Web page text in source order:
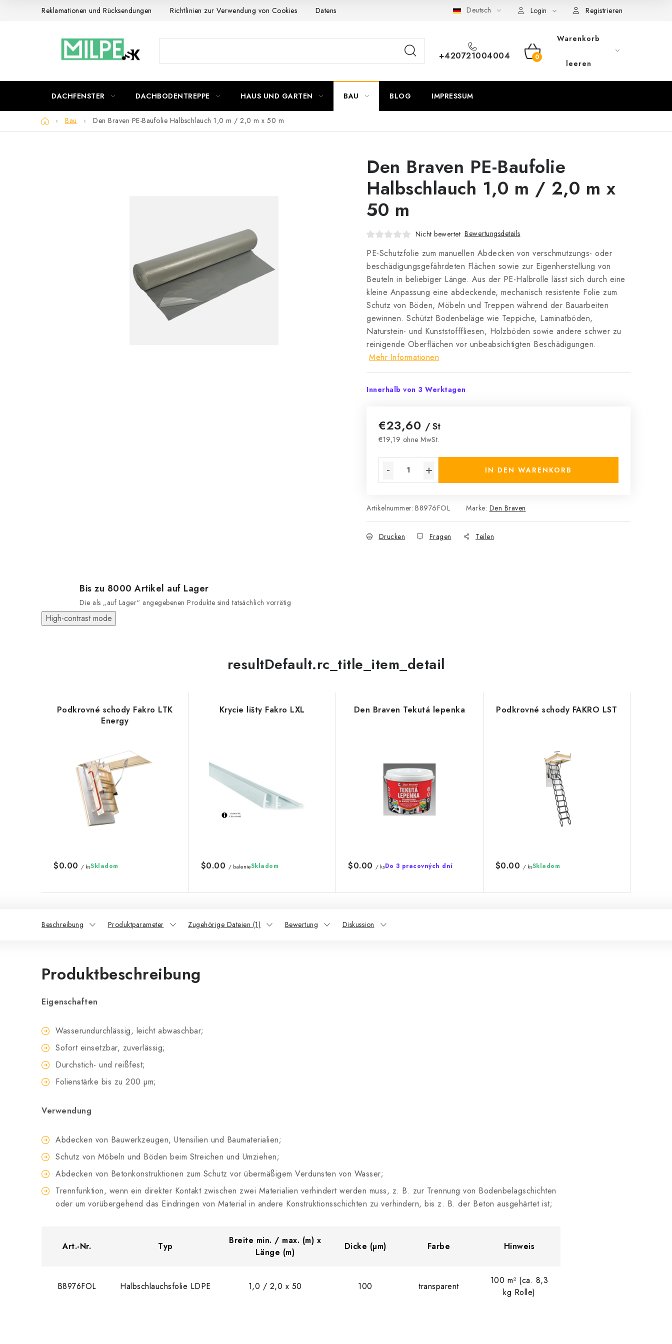
Reklamationen und Rücksendungen Richtlinien zur Verwendung von Cookies Datenschutzerklärung Allgemeinen Geschäftsbedingungen Sitemap von Milpe.sk
Deutsch Login Registrieren
+420721004004 WARENKORB
Warenkorb
leeren
DACHFENSTER DACHBODENTREPPE HAUS UND GARTEN BAU BLOG IMPRESSUM
Startseite
Bau Den Braven PE-Baufolie Halbschlauch 1,0 m / 2,0 m x 50 m
Den Braven PE-Baufolie
Halbschlauch 1,0 m / 2,0 m x
50 m
Nicht bewertet Bewertungsdetails
PE-Schutzfolie zum manuellen Abdecken von verschmutzungs- oder
beschädigungsgefährdeten Flächen sowie zur Eigenherstellung von
Beuteln in beliebiger Länge. Aus der PE-Halbrolle lässt sich durch eine
kleine Anpassung eine abdeckende, mechanisch resistente Folie zum
Schutz von Böden, Möbeln und Treppen während der Bauarbeiten
gewinnen. Schützt Bodenbeläge wie Teppiche, Laminatböden,
Naturstein- und Kunststofffliesen, Holzböden sowie andere schwer zu
reinigende Oberflächen vor unbeabsichtigten Beschädigungen.
Mehr Informationen
Innerhalb von 3 Werktagen
€23,60 / St
€19,19 ohne MwSt.
IN DEN WARENKORB
Artikelnummer: B8976FOL Marke: Den Braven
Drucken Fragen Teilen
Bis zu 8000 Artikel auf Lager
Die als „auf Lager“ angegebenen Produkte sind tatsächlich vorrätig
High-contrast mode
resultDefault.rc_title_item_detail
Podkrovné schody Fakro LTK
Energy
$0.00 / ksSkladom
Krycie lišty Fakro LXL
$0.00 / balenieSkladom
Den Braven Tekutá lepenka
$0.00 / ksDo 3 pracovných dní
Podkrovné schody FAKRO LST
$0.00 / ksSkladom
Beschreibung Produktparameter Zugehörige Dateien (1) Bewertung Diskussion
Produktbeschreibung
Eigenschaften
Wasserundurchlässig, leicht abwaschbar;
Sofort einsetzbar, zuverlässig;
Durchstich- und reißfest;
Folienstärke bis zu 200 µm;
Verwendung
Abdecken von Bauwerkzeugen, Utensilien und Baumaterialien;
Schutz von Möbeln und Böden beim Streichen und Umziehen;
Abdecken von Betonkonstruktionen zum Schutz vor übermäßigem Verdunsten von Wasser;
Trennfunktion, wenn ein direkter Kontakt zwischen zwei Materialien verhindert werden muss, z. B. zur Trennung von Bodenbelagschichten
oder um vorübergehend das Eindringen von Material in andere Konstruktionsschichten zu verhindern, bis z. B. der Beton ausgehärtet ist;
Art.-Nr. Typ
Breite min. / max. (m) x
Länge (m)
Dicke (µm) Farbe Hinweis
B8976FOL Halbschlauchsfolie LDPE 1,0 / 2,0 x 50 100 transparent
100 m² (ca. 8,3
kg Rolle)